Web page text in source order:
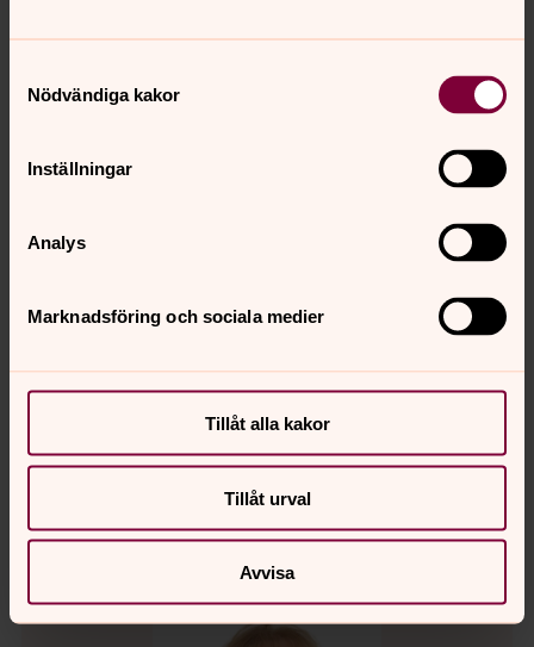
Nödvändiga kakor
Inställningar
Analys
Marknadsföring och sociala medier
Tillåt alla kakor
Tillåt urval
Avvisa
Präst, Motala församling
E-post:helena.skogstjarna@svenskakyrkan.se